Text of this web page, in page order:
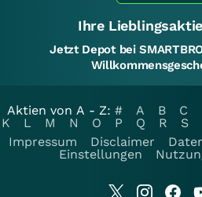
Ihre
Jetzt Depot bei
Aktien von A - Z: # A B C
K
L M N O P Q R S
Impressum
Disclaimer
Einstellungen